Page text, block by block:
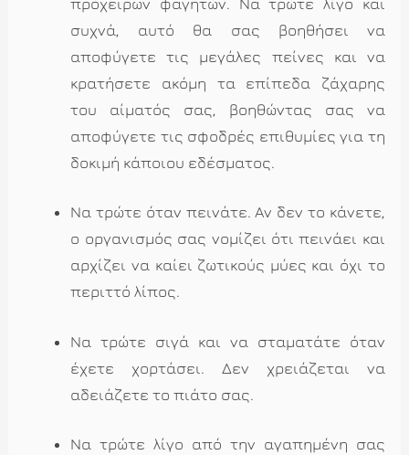
συχνά, αυτό θα σας βοηθήσει να
αποφύγετε τις μεγάλες πείνες και να
κρατήσετε ακόμη τα επίπεδα ζάχαρης
του αίματός σας, βοηθώντας σας να
αποφύγετε τις σφοδρές επιθυμίες για τη
δοκιμή κάποιου εδέσματος.
Να τρώτε όταν πεινάτε. Αν δεν το κάνετε,
ο οργανισμός σας νομίζει ότι πεινάει και
αρχίζει να καίει ζωτικούς μύες και όχι το
περιττό λίπος.
Να τρώτε σιγά και να σταματάτε όταν
έχετε χορτάσει. Δεν χρειάζεται να
αδειάζετε το πιάτο σας.
Να τρώτε λίγο από την αγαπημένη σας